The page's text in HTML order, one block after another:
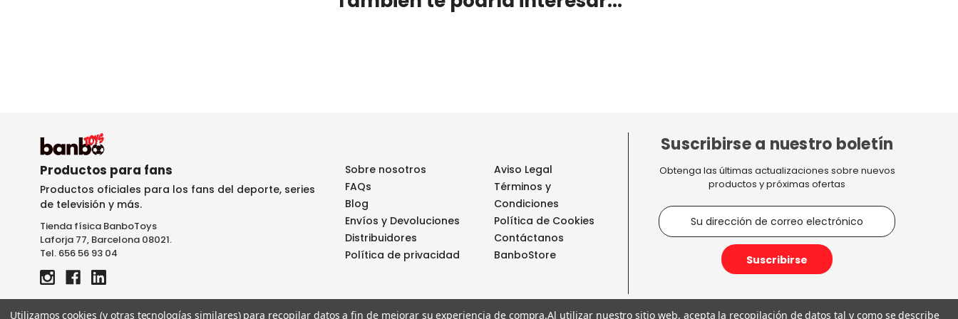
Productos para fans
Productos oficiales para los fans del deporte, series
de televisión y más.
Tienda física BanboToys
Laforja 77, Barcelona 08021.
Tel. 656 56 93 04
Sobre nosotros
FAQs
Blog
Envíos y Devoluciones
Distribuidores
Política de privacidad
Aviso Legal
Términos y
Condiciones
Política de Cookies
Contáctanos
BanboStore
Suscribirse a nuestro boletín
Obtenga las últimas actualizaciones sobre nuevos
productos y próximas ofertas
D
i
i
Utilizamos cookies (y otras tecnologías similares) para recopilar datos a fin de mejorar su experiencia de compra.Al utilizar nuestro sitio web, acepta la recopilación de datos tal y como se describe